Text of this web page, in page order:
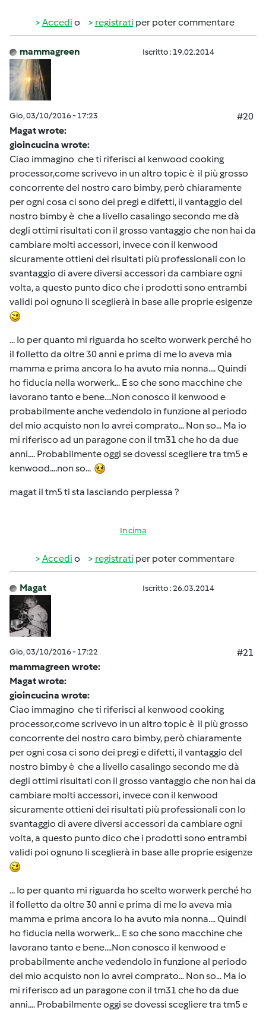
Accedi o registrati per poter commentare
mammagreen Iscritto : 19.02.2014
Gio, 03/10/2016 - 17:23
#20
Magat wrote:
gioincucina wrote:
Ciao immagino che ti riferisci al kenwood cooking
processor,come scrivevo in un altro topic è il più grosso
concorrente del nostro caro bimby, però chiaramente
per ogni cosa ci sono dei pregi e difetti, il vantaggio del
nostro bimby è che a livello casalingo secondo me dà
degli ottimi risultati con il grosso vantaggio che non hai da
cambiare molti accessori, invece con il kenwood
sicuramente ottieni dei risultati più professionali con lo
svantaggio di avere diversi accessori da cambiare ogni
volta, a questo punto dico che i prodotti sono entrambi
validi poi ognuno li sceglierà in base alle proprie esigenze
... Io per quanto mi riguarda ho scelto worwerk perché ho
il folletto da oltre 30 anni e prima di me lo aveva mia
mamma e prima ancora lo ha avuto mia nonna.... Quindi
ho fiducia nella worwerk... E so che sono macchine che
lavorano tanto e bene....Non conosco il kenwood e
probabilmente anche vedendolo in funzione al periodo
del mio acquisto non lo avrei comprato... Non so... Ma io
mi riferisco ad un paragone con il tm31 che ho da due
anni.... Probabilmente oggi se dovessi scegliere tra tm5 e
kenwood....non so...
magat il tm5 ti sta lasciando perplessa ?
In cima
Accedi o registrati per poter commentare
Magat Iscritto : 26.03.2014
Gio, 03/10/2016 - 17:22
#21
mammagreen wrote:
Magat wrote:
gioincucina wrote:
Ciao immagino che ti riferisci al kenwood cooking
processor,come scrivevo in un altro topic è il più grosso
concorrente del nostro caro bimby, però chiaramente
per ogni cosa ci sono dei pregi e difetti, il vantaggio del
nostro bimby è che a livello casalingo secondo me dà
degli ottimi risultati con il grosso vantaggio che non hai da
cambiare molti accessori, invece con il kenwood
sicuramente ottieni dei risultati più professionali con lo
svantaggio di avere diversi accessori da cambiare ogni
volta, a questo punto dico che i prodotti sono entrambi
validi poi ognuno li sceglierà in base alle proprie esigenze
... Io per quanto mi riguarda ho scelto worwerk perché ho
il folletto da oltre 30 anni e prima di me lo aveva mia
mamma e prima ancora lo ha avuto mia nonna.... Quindi
ho fiducia nella worwerk... E so che sono macchine che
lavorano tanto e bene....Non conosco il kenwood e
probabilmente anche vedendolo in funzione al periodo
del mio acquisto non lo avrei comprato... Non so... Ma io
mi riferisco ad un paragone con il tm31 che ho da due
anni.... Probabilmente oggi se dovessi scegliere tra tm5 e